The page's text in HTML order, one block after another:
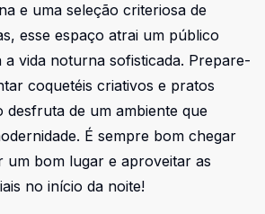
e uma seleção criteriosa de
esse espaço atrai um público
a vida noturna sofisticada. Prepare-
coquetéis criativos e pratos
desfruta de um ambiente que
É sempre bom chegar
um bom lugar e aproveitar as
no início da noite!